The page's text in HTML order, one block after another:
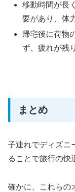
移動時間が長
要があり、体
帰宅後に荷物
ず、疲れが残
まとめ
子連れでディズニ
ることで旅行の快
確かに、これらの